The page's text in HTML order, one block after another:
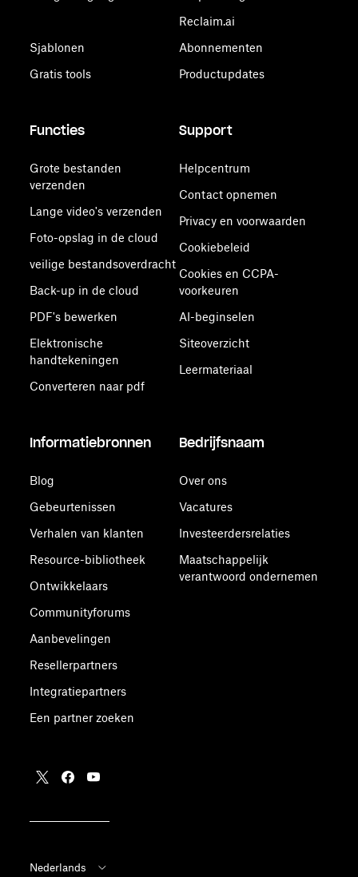
Sjablonen
Gratis tools
Reclaim.ai
Abonnementen
Productupdates
Functies
Grote bestanden
verzenden
Lange video's verzenden
Foto-opslag in de cloud
veilige bestandsoverdracht
Back-up in de cloud
PDF's bewerken
Elektronische
handtekeningen
Converteren naar pdf
Support
Helpcentrum
Contact opnemen
Privacy en voorwaarden
Cookiebeleid
Cookies en CCPA-
voorkeuren
AI-beginselen
Siteoverzicht
Leermateriaal
Informatiebronnen
Blog
Gebeurtenissen
Verhalen van klanten
Resource-bibliotheek
Ontwikkelaars
Communityforums
Aanbevelingen
Resellerpartners
Integratiepartners
Een partner zoeken
Bedrijfsnaam
Over ons
Vacatures
Investeerdersrelaties
Maatschappelijk
verantwoord ondernemen
Nederlands